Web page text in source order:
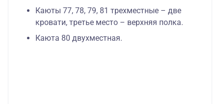
Каюты 77, 78, 79, 81 трехместные – две
кровати, третье место – верхняя полка.
Каюта 80 двухместная.